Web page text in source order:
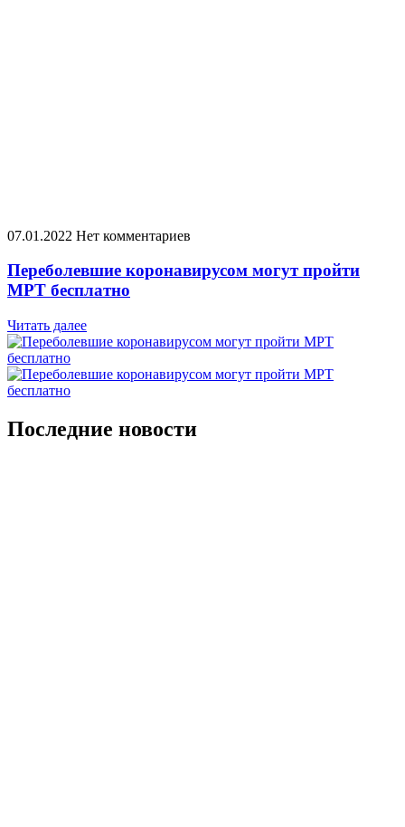
07.01.2022 Нет комментариев
Переболевшие коронавирусом могут пройти
МРТ бесплатно
Читать далее
Последние новости